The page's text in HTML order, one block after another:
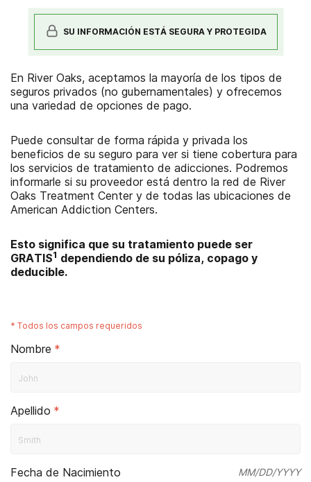
SU INFORMACIÓN ESTÁ SEGURA Y PROTEGIDA
En River Oaks, aceptamos la mayoría de los tipos de
seguros privados (no gubernamentales) y ofrecemos
una variedad de opciones de pago.
Puede consultar de forma rápida y privada los
beneficios de su seguro para ver si tiene cobertura para
los servicios de tratamiento de adicciones. Podremos
informarle si su proveedor está dentro la red de River
Oaks Treatment Centery de todas las ubicaciones de
American Addiction Centers.
Esto significa que su tratamiento puede ser
GRATIS1 dependiendo de su póliza, copago y
deducible.
* Todos los campos requeridos
Nombre *
Apellido *
Fecha de Nacimiento MM/DD/YYYY